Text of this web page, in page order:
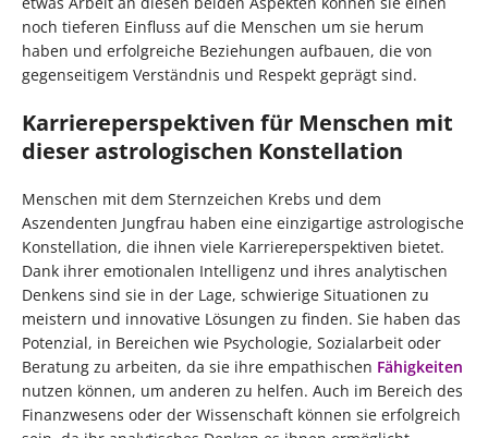
noch tieferen Einfluss auf die Menschen um sie herum
haben und erfolgreiche Beziehungen aufbauen, die von
gegenseitigem Verständnis und Respekt geprägt sind.
Karriereperspektiven für Menschen mit
dieser astrologischen Konstellation
Menschen mit dem Sternzeichen Krebs und dem
Aszendenten Jungfrau haben eine einzigartige astrologische
Konstellation, die ihnen viele Karriereperspektiven bietet.
Dank ihrer emotionalen Intelligenz und ihres analytischen
Denkens sind sie in der Lage, schwierige Situationen zu
meistern und innovative Lösungen zu finden. Sie haben das
Potenzial, in Bereichen wie Psychologie, Sozialarbeit oder
Beratung zu arbeiten, da sie ihre empathischen Fähigkeiten
nutzen können, um anderen zu helfen. Auch im Bereich des
Finanzwesens oder der Wissenschaft können sie erfolgreich